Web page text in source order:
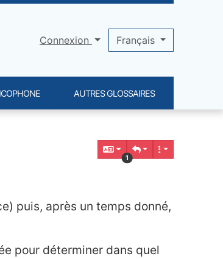
1
puis, après un temps donné,
pour déterminer dans quel
Connexion Français
AUTRES GLOSSAIRES